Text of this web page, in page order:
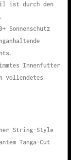
ist durch den
Sonnenschutz
Innenfutter
vollendetes
String-Style
Tanga-Cut